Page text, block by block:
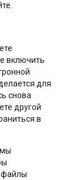
включить
для
снова
другой
в
файлы